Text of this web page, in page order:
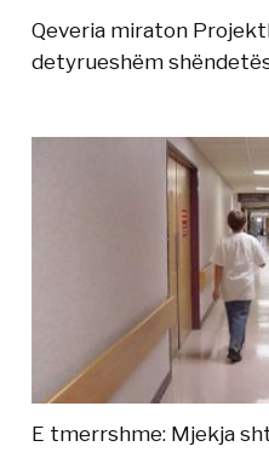
Qeveria miraton
detyrueshëm
E tmerrshme: Mjekja